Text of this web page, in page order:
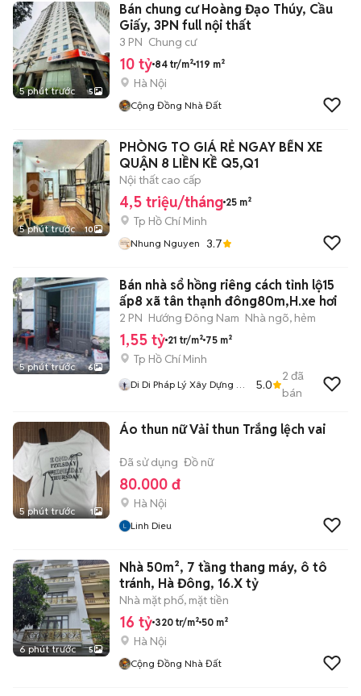
5 phút trước 5
Bán chung cư Hoàng Đạo Thúy, Cầu
Giấy, 3PN full nội thất
3 PN Chung cư
10 tỷ 84 tr/m² 119 m²
Hà Nội
Cộng Đồng Nhà Đất
5 phút trước 10
PHÒNG TO GIÁ RẺ NGAY BẾN XE
QUẬN 8 LIỀN KỀ Q5,Q1
Nội thất cao cấp
4,5 triệu/tháng 25 m²
Tp Hồ Chí Minh
Nhung Nguyen 3.7
5 phút trước 6
Bán nhà sổ hồng riêng cách tỉnh lộ15
ấp8 xã tân thạnh đông80m,H.xe hơi
2 PN Hướng Đông Nam Nhà ngõ, hẻm
1,55 tỷ 21 tr/m² 75 m²
Tp Hồ Chí Minh
Di Di Pháp Lý Xây Dựng Củ
5.0
2 đã
bán
5 phút trước 1
Áo thun nữ Vải thun Trắng lệch vai
Đã sử dụng Đồ nữ
80.000 đ
Hà Nội
Linh Dieu
6 phút trước 5
Nhà 50m², 7 tầng thang máy, ô tô
tránh, Hà Đông, 16.X tỷ
Nhà mặt phố, mặt tiền
16 tỷ 320 tr/m² 50 m²
Hà Nội
Cộng Đồng Nhà Đất